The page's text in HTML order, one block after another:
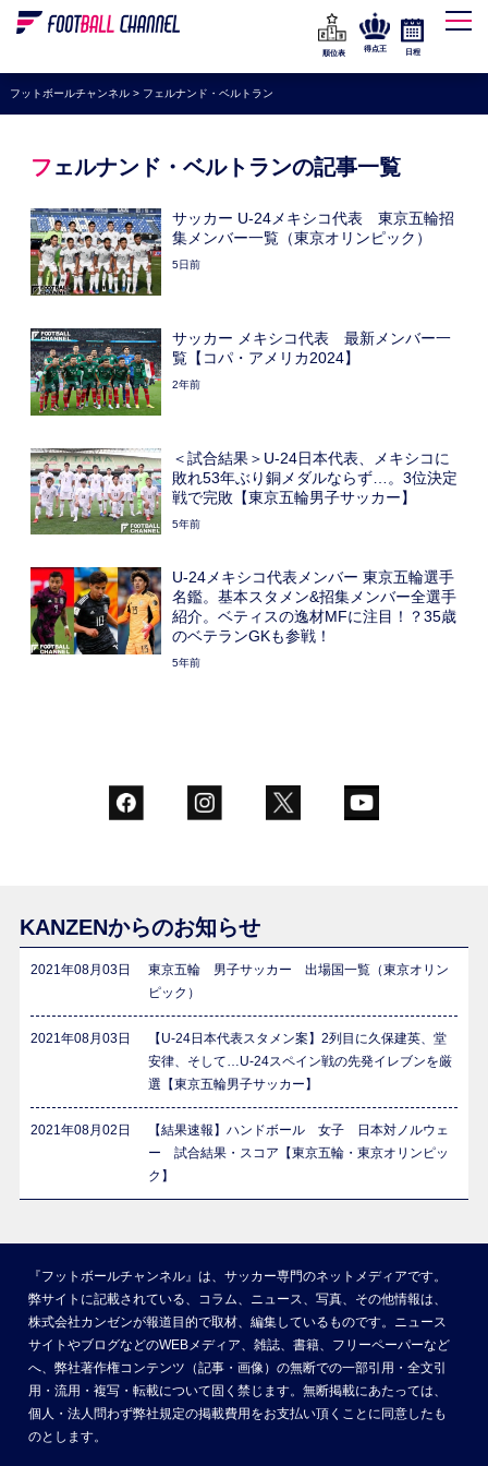
WEリーグ
海外サッカー
プレミアリーグ
ラ・リーガ
ブンデスリーガ
UEFA
高校サッカー
動画
順位表
得点王 日程
フットボールチャンネル> フェルナンド・ベルトラン
フェルナンド・ベルトランの記事一覧
サッカー U-24メキシコ代表 東京五輪招
集メンバー一覧（東京オリンピック）
5日前
サッカー メキシコ代表 最新メンバー一
覧【コパ・アメリカ2024】
2年前
＜試合結果＞U-24日本代表、メキシコに
敗れ53年ぶり銅メダルならず…。3位決定
戦で完敗【東京五輪男子サッカー】
5年前
U-24メキシコ代表メンバー 東京五輪選手
名鑑。基本スタメン&招集メンバー全選手
紹介。ベティスの逸材MFに注目！？35歳
のベテランGKも参戦！
5年前
KANZENからのお知らせ
2021年08月03日
東京五輪 男子サッカー 出場国一覧（東京オリン
ピック）
2021年08月03日
【U-24日本代表スタメン案】2列目に久保建英、堂
安律、そして…U-24スペイン戦の先発イレブンを厳
選【東京五輪男子サッカー】
2021年08月02日
【結果速報】ハンドボール 女子 日本対ノルウェ
ー 試合結果・スコア【東京五輪・東京オリンピッ
ク】
『フットボールチャンネル』は、サッカー専門のネットメディアです。
弊サイトに記載されている、コラム、ニュース、写真、その他情報は、
株式会社カンゼンが報道目的で取材、編集しているものです。ニュース
サイトやブログなどのWEBメディア、雑誌、書籍、フリーペーパーなど
へ、弊社著作権コンテンツ（記事・画像）の無断での一部引用・全文引
用・流用・複写・転載について固く禁じます。無断掲載にあたっては、
個人・法人問わず弊社規定の掲載費用をお支払い頂くことに同意したも
のとします。